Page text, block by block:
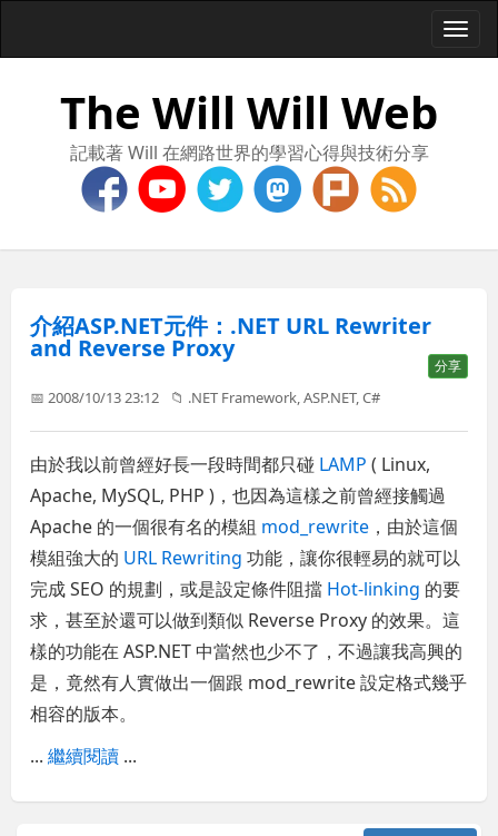
The Will Will Web
記載著 Will 在網路世界的學習心得與技術分享
介紹ASP.NET元件：.NET URL Rewriter
and Reverse Proxy
分享
📅 2008/10/13 23:12 📁 .NET Framework ,ASP.NET,C#
由於我以前曾經好長一段時間都只碰 LAMP ( Linux,
Apache, MySQL, PHP )，也因為這樣之前曾經接觸過
Apache 的一個很有名的模組 mod_rewrite ，由於這個
模組強大的 URL Rewriting 功能，讓你很輕易的就可以
完成 SEO 的規劃，或是設定條件阻擋 Hot-linking 的要
求，甚至於還可以做到類似 Reverse Proxy 的效果。這
樣的功能在 ASP.NET 中當然也少不了，不過讓我高興的
是，竟然有人實做出一個跟 mod_rewrite 設定格式幾乎
相容的版本。
...繼續閱讀 ...